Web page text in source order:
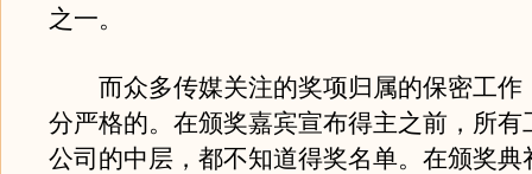
之一。
而众多传媒关注的奖项归属的保密工作
分严格的。在颁奖嘉宾宣布得主之前，所有
公司的中层，都不知道得奖名单。在颁奖典